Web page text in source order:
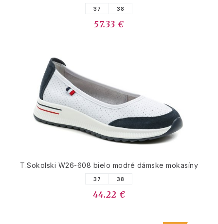
37 38
57.33 €
T.Sokolski W26-608 bielo modré dámske mokasíny
37 38
44.22 €